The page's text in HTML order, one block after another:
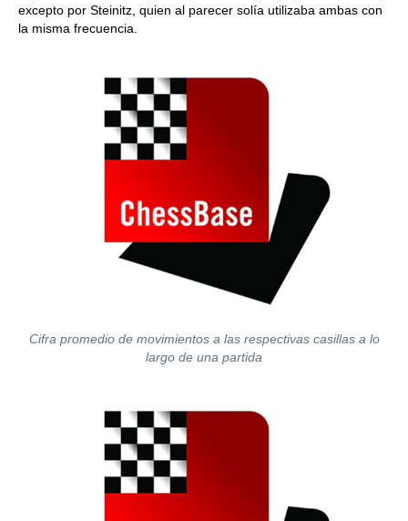
excepto por Steinitz, quien al parecer solía utilizaba ambas con
la misma frecuencia.
Cifra promedio de movimientos a las respectivas casillas a lo
largo de una partida